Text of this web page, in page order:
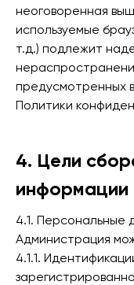
неоговоренная
используемые
т.д.) подлежит
предусмотренных
Политики
4. Цели
информации
4.1. Персональные
Администрация
4.1.1.